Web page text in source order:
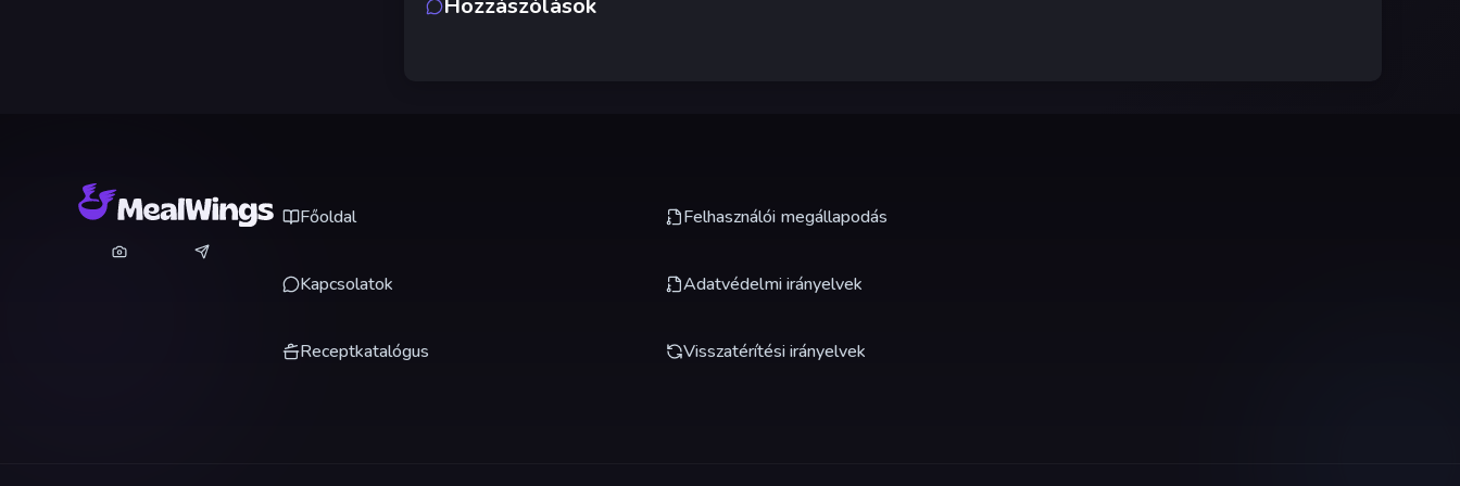
Hozzászólások
Főoldal
Kapcsolatok
Receptkatalógus
Felhasználói megállapodás
Adatvédelmi irányelvek
Visszatérítési irányelvek